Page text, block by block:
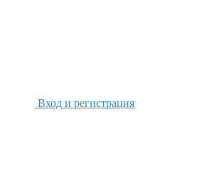
Вход и регистрация